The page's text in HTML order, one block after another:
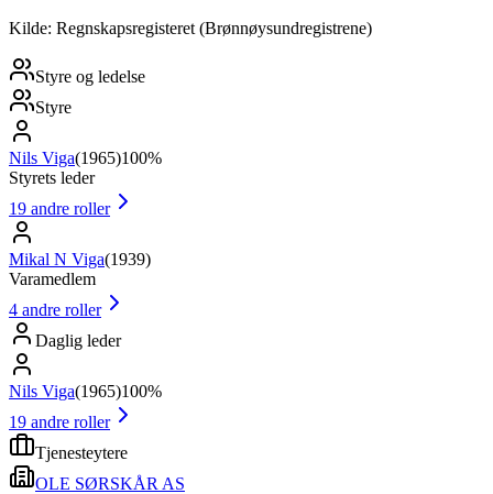
Kilde: Regnskapsregisteret (Brønnøysundregistrene)
Styre og ledelse
Styre
Nils Viga(1965)100%
Styrets leder
19 andre roller
Mikal N Viga(1939)
Varamedlem
4 andre roller
Daglig leder
Nils Viga(1965)100%
19 andre roller
Tjenesteytere
OLE SØRSKÅR AS